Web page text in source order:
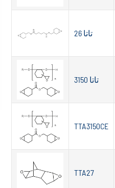
تاتا 26
تاتا 3150
TTA3150CE
TTA27